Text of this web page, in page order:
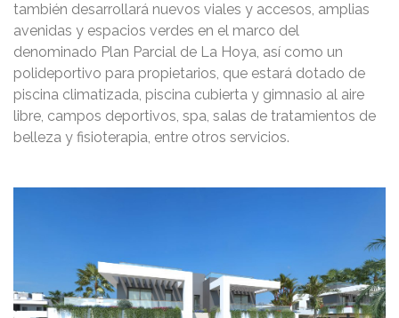
también desarrollará nuevos viales y accesos, amplias
avenidas y espacios verdes en el marco del
denominado Plan Parcial de La Hoya, así como un
polideportivo para propietarios, que estará dotado de
piscina climatizada, piscina cubierta y gimnasio al aire
libre, campos deportivos, spa, salas de tratamientos de
belleza y fisioterapia, entre otros servicios.